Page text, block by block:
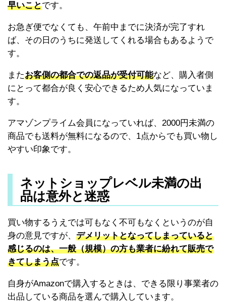
早いことです。
お急ぎ便でなくても、午前中までに決済が完了すれ
ば、その日のうちに発送してくれる場合もあるようで
す。
またお客側の都合での返品が受付可能など、購入者側
にとって都合が良く安心できるため人気になっていま
す。
アマゾンプライム会員になっていれば、2000円未満の
商品でも送料が無料になるので、1点からでも買い物し
やすい印象です。
ネットショップレベル未満の出
品は意外と迷惑
買い物するうえでは可もなく不可もなくというのが自
身の意見ですが、 デメリットとなってしまっていると
感じるのは、一般（規模）の方も業者に紛れて販売で
きてしまう点です。
自身がAmazonで購入するときは、できる限り事業者の
出品している商品を選んで購入しています。